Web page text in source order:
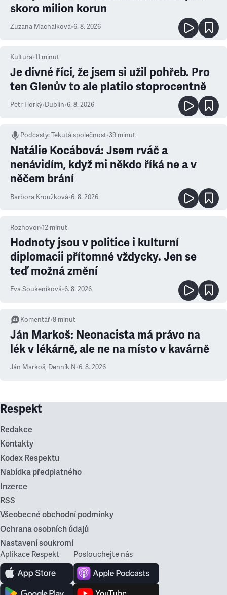
skoro milion korun
Zuzana Machálková•6. 8. 2026
Kultura•11 minut
Je divné říci, že jsem si užil pohřeb. Pro
ten Glenův to ale platilo stoprocentně
Petr Horký•Dublin•6. 8. 2026
Podcasty:Tekutá společnost•39 minut
Natálie Kocábová: Jsem rváč a
nenávidím, když mi někdo říká ne a v
něčem brání
Barbora Kroužková•6. 8. 2026
Rozhovor•12 minut
Hodnoty jsou v politice i kulturní
diplomacii přítomné vždycky. Jen se
teď možná změní
Eva Soukeníková•6. 8. 2026
Komentář•8 minut
Ján Markoš: Neonacista má právo na
lék v lékárně, ale ne na místo v kavárně
Ján Markoš, Denník N•6. 8. 2026
Respekt
Redakce
Kontakty
Kodex Respektu
Nabídka předplatného
Inzerce
RSS
Všeobecné obchodní podmínky
Ochrana osobních údajů
Nastavení soukromí
Aplikace Respekt Poslouchejte nás